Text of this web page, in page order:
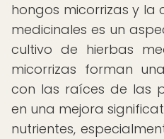
hongos micorrizas y
medicinales es un
cultivo de hierbas
micorrizas forman
con las raíces de las
en una mejora
nutrientes,